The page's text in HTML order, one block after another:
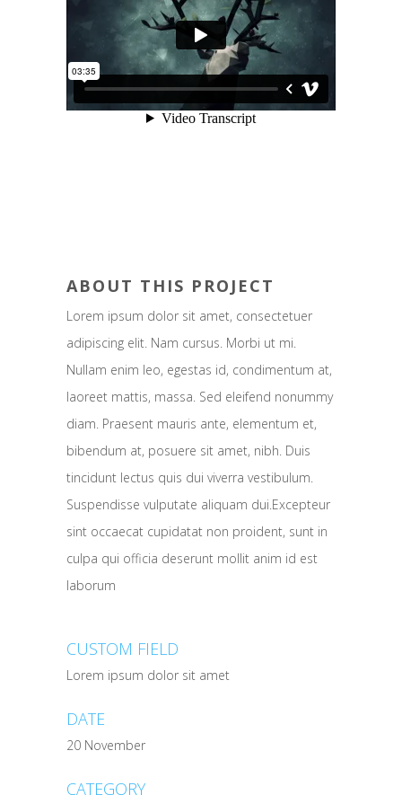
ABOUT THIS PROJECT
Lorem ipsum dolor sit amet, consectetuer
adipiscing elit. Nam cursus. Morbi ut mi.
Nullam enim leo, egestas id, condimentum at,
laoreet mattis, massa. Sed eleifend nonummy
diam. Praesent mauris ante, elementum et,
bibendum at, posuere sit amet, nibh. Duis
tincidunt lectus quis dui viverra vestibulum.
Suspendisse vulputate aliquam dui.Excepteur
sint occaecat cupidatat non proident, sunt in
culpa qui officia deserunt mollit anim id est
laborum
CUSTOM FIELD
Lorem ipsum dolor sit amet
DATE
20 November
CATEGORY